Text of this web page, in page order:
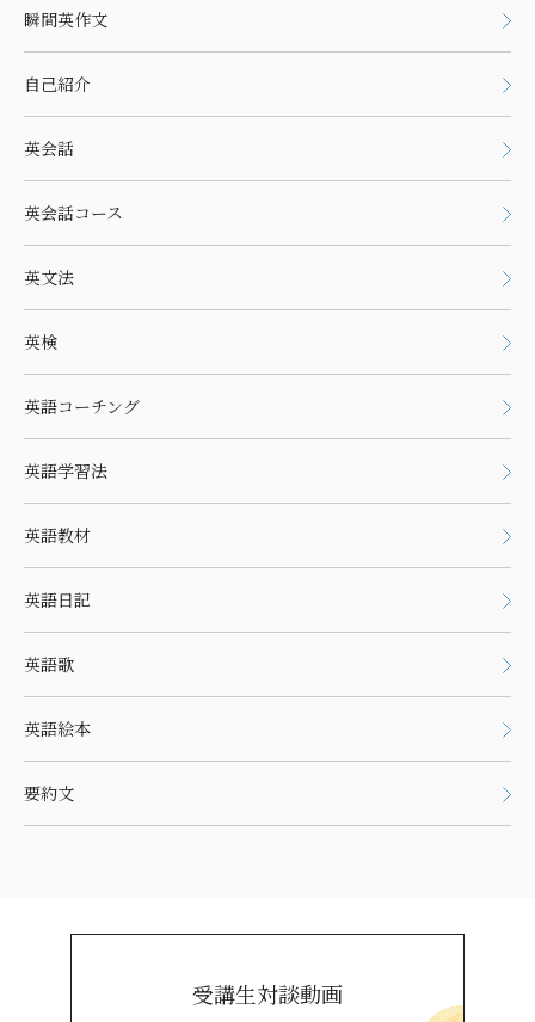
瞬間英作文
自己紹介
英会話
英会話コース
英文法
英検
英語コーチング
英語学習法
英語教材
英語日記
英語歌
英語絵本
要約文
受講生対談動画